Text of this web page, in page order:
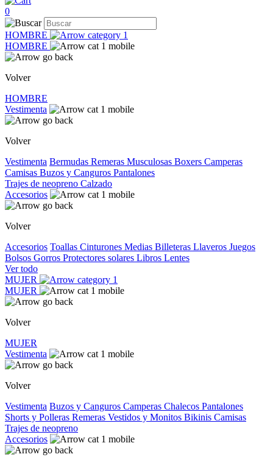
0
HOMBRE
HOMBRE
Volver
HOMBRE
Vestimenta
Volver
Vestimenta Bermudas Remeras Musculosas Boxers Camperas
Camisas Buzos y Canguros Pantalones
Trajes de neopreno Calzado
Accesorios
Volver
Accesorios Toallas Cinturones Medias Billeteras Llaveros Juegos
Bolsos Gorros Protectores solares Libros Lentes
Ver todo
MUJER
MUJER
Volver
MUJER
Vestimenta
Volver
Vestimenta Buzos y Canguros Camperas Chalecos Pantalones
Shorts y Polleras Remeras Vestidos y Monitos Bikinis Camisas
Trajes de neopreno
Accesorios